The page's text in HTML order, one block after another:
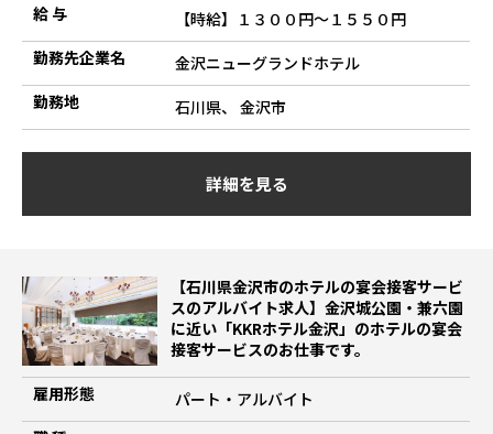
給 与
【時給】１３００円～１５５０円
勤務先企業名
金沢ニューグランドホテル
勤務地
石川県、 金沢市
詳細を見る
【石川県金沢市のホテルの宴会接客サービ
スのアルバイト求人】金沢城公園・兼六園
に近い「KKRホテル金沢」のホテルの宴会
接客サービスのお仕事です。
雇用形態
パート・アルバイト